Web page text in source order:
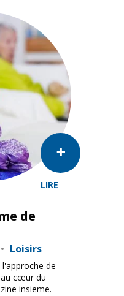
LIRE
de
Loisirs
l'approche de
cœur du
insieme.